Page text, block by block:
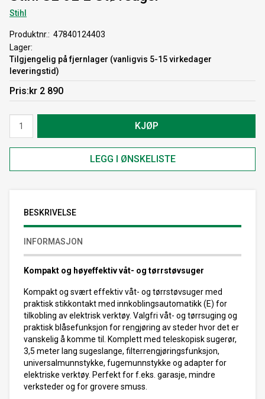
Stihl
Produktnr.
47840124403
Lager
Tilgjengelig på fjernlager (vanligvis 5-15 virkedager
leveringstid)
Pris kr 2 890
KJØP
LEGG I ØNSKELISTE
BESKRIVELSE
INFORMASJON
Kompakt og høyeffektiv våt- og tørrstøvsuger
Kompakt og svært effektiv våt- og tørrstøvsuger med
praktisk stikkontakt med innkoblingsautomatikk (E) for
tilkobling av elektrisk verktøy. Valgfri våt- og tørrsuging og
praktisk blåsefunksjon for rengjøring av steder hvor det er
vanskelig å komme til. Komplett med teleskopisk sugerør,
3,5 meter lang sugeslange, filterrengjøringsfunksjon,
universalmunnstykke, fugemunnstykke og adapter for
elektriske verktøy. Perfekt for f.eks. garasje, mindre
verksteder og for grovere smuss.